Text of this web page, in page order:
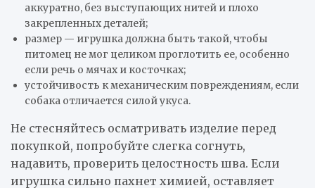
аккуратно, без выступающих нитей и плохо
закрепленных деталей;
размер — игрушка должна быть такой, чтобы
питомец не мог целиком проглотить ее, особенно
если речь о мячах и косточках;
устойчивость к механическим повреждениям, если
собака отличается силой укуса.
Не стесняйтесь осматривать изделие перед
покупкой, попробуйте слегка согнуть,
надавить, проверить целостность шва. Если
игрушка сильно пахнет химией, оставляет